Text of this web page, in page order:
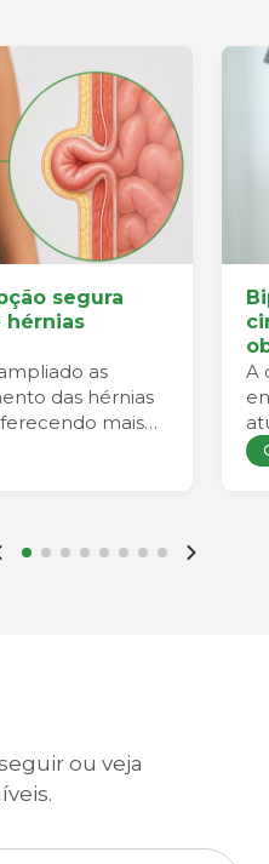
segura
hérnias
as
das hérnias
mais
e
mais
A
ou veja